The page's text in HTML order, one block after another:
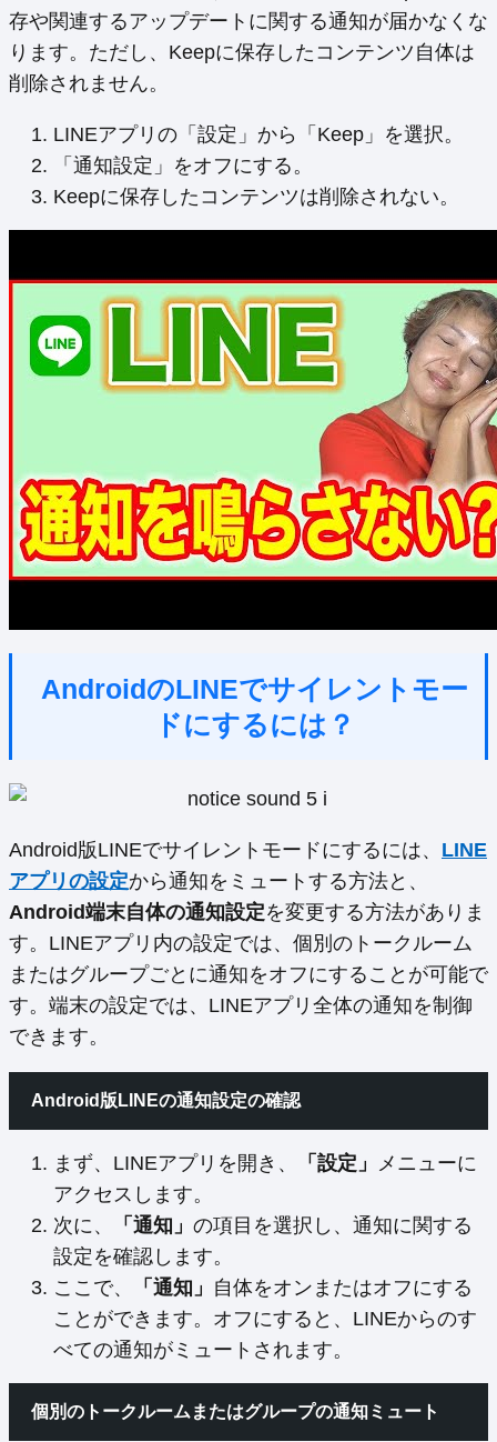
存や関連するアップデートに関する通知が届かなくな
ります。ただし、Keepに保存したコンテンツ自体は
削除されません。
LINEアプリの「設定」から「Keep」を選択。
「通知設定」をオフにする。
Keepに保存したコンテンツは削除されない。
AndroidのLINEでサイレントモー
ドにするには？
Android版LINEでサイレントモードにするには、 LINE
アプリの設定から通知をミュートする方法と、
Android端末自体の通知設定を変更する方法がありま
す。LINEアプリ内の設定では、個別のトークルーム
またはグループごとに通知をオフにすることが可能で
す。端末の設定では、LINEアプリ全体の通知を制御
できます。
Android版LINEの通知設定の確認
まず、LINEアプリを開き、 「設定」
メニューに
アクセスします。
次に、
「通知」 の項目を選択し、通知に関する
設定を確認します。
ここで、
「通知」 自体をオンまたはオフにする
ことができます。オフにすると、LINEからのす
べての通知がミュートされます。
個別のトークルームまたはグループの通知ミュート